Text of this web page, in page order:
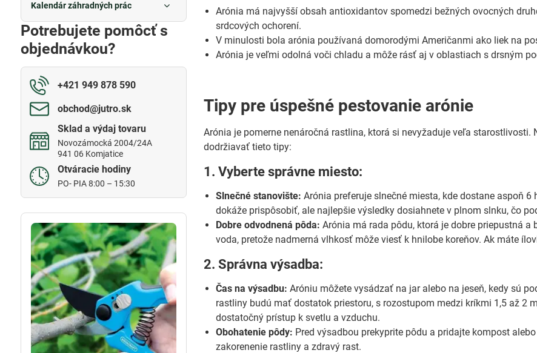
Arónia má najvyšší obsah antioxidantov spomedzi bežných ovocných
srdcových ochorení.
V minulosti bola arónia používaná domorodými Američanmi ako liek na
Arónia je veľmi odolná voči chladu a môže rásť aj v oblastiach s drsným
Tipy pre úspešné pestovanie arónie
Arónia je pomerne nenáročná rastlina, ktorá si nevyžaduje veľa
dodržiavať tieto tipy:
1. Vyberte správne miesto:
Slnečné stanovište: Arónia preferuje slnečné miesta, kde dostane aspoň
dokáže prispôsobiť, ale najlepšie výsledky dosiahnete v plnom slnku, čo
Dobre odvodnená pôda: Arónia má rada pôdu, ktorá je dobre priepustná
voda, pretože nadmerná vlhkosť môže viesť k hnilobe koreňov. Ak máte
2. Správna výsadba:
Čas na výsadbu: Aróniu môžete vysádzať na jar alebo na jeseň, kedy sú
rastliny budú mať dostatok priestoru, s rozostupom medzi kríkmi 1,5 až 2
dostatočný prístup k svetlu a vzduchu.
Obohatenie pôdy: Pred výsadbou prekyprite pôdu a pridajte kompost
zakorenenie rastliny a zdravý rast.
Kalendár záhradných prác
Potrebujete pomôcť s
objednávkou?
+421 949 878 590
obchod​@jutro​.sk
Sklad a výdaj tovaru
Novozámocká 2004/24A
941 06 Komjatice
Otváracie hodiny
PO- PIA 8:00 – 15:30